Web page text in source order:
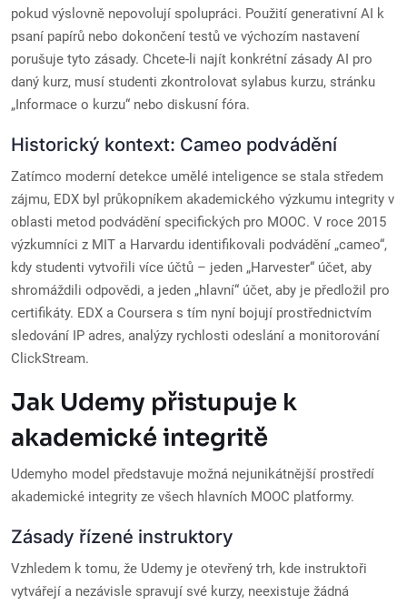
pokud výslovně nepovolují spolupráci. Použití generativní AI k
psaní papírů nebo dokončení testů ve výchozím nastavení
porušuje tyto zásady. Chcete-li najít konkrétní zásady AI pro
daný kurz, musí studenti zkontrolovat sylabus kurzu, stránku
„Informace o kurzu“ nebo diskusní fóra.
Historický kontext: Cameo podvádění
Zatímco moderní detekce umělé inteligence se stala středem
zájmu, EDX byl průkopníkem akademického výzkumu integrity v
oblasti metod podvádění specifických pro MOOC. V roce 2015
výzkumníci z MIT a Harvardu identifikovali podvádění „cameo“,
kdy studenti vytvořili více účtů – jeden „Harvester“ účet, aby
shromáždili odpovědi, a jeden „hlavní“ účet, aby je předložil pro
certifikáty. EDX a Coursera s tím nyní bojují prostřednictvím
sledování IP adres, analýzy rychlosti odeslání a monitorování
ClickStream.
Jak Udemy přistupuje k
akademické integritě
Udemyho model představuje možná nejunikátnější prostředí
akademické integrity ze všech hlavních MOOC platformy.
Zásady řízené instruktory
Vzhledem k tomu, že Udemy je otevřený trh, kde instruktoři
vytvářejí a nezávisle spravují své kurzy, neexistuje žádná